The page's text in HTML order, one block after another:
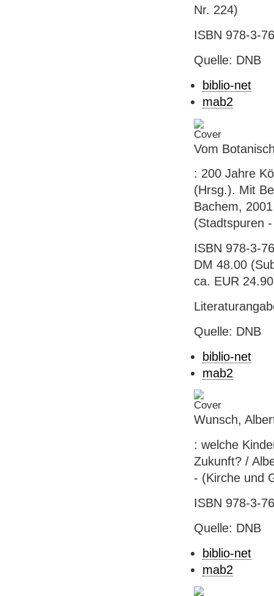
Nr. 224)
ISBN 978-3-
Quelle: DNB
biblio-net
mab2
Vom
: 200 Jahre
(Hrsg.). Mit
Bachem,
(Stadtspuren
ISBN 978-3-
DM 48.00
ca. EUR
Quelle: DNB
biblio-net
mab2
Wunsch,
: welche
Zukunft? /
- (Kirche und
ISBN 978-3-
Quelle: DNB
biblio-net
mab2